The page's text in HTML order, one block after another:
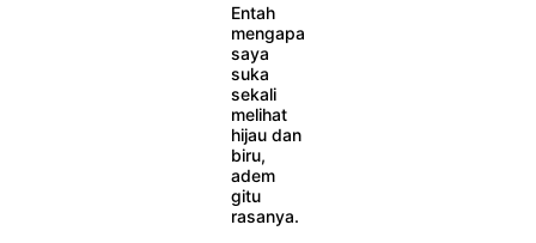
Entah
mengapa
saya
suka
sekali
melihat
hijau dan
biru,
adem
gitu
rasanya.